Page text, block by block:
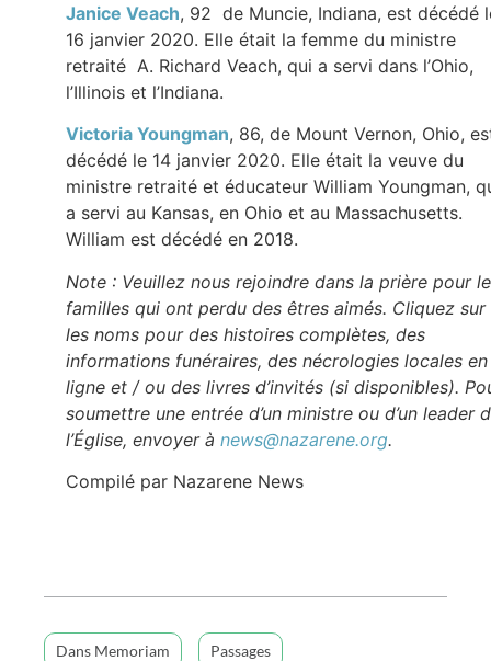
Janice Veach, 92 de Muncie, Indiana, est décédé
16 janvier 2020. Elle était la femme du ministre
retraité A. Richard Veach, qui a servi dans l’Ohio,
l’Illinois et l’Indiana.
Victoria Youngman, 86, de Mount Vernon, Ohio,
décédé le 14 janvier 2020. Elle était la veuve du
ministre retraité et éducateur William Youngman,
a servi au Kansas, en Ohio et au Massachusetts.
William est décédé en 2018.
Note : Veuillez nous rejoindre dans la prière pour
familles qui ont perdu des êtres aimés. Cliquez sur
les noms pour des histoires complètes, des
informations funéraires, des nécrologies locales en
ligne et / ou des livres d’invités (si disponibles).
soumettre une entrée d’un ministre ou d’un leader
l’Église, envoyer à news@nazarene.org.
Compilé par Nazarene News
Dans Memoriam Passages